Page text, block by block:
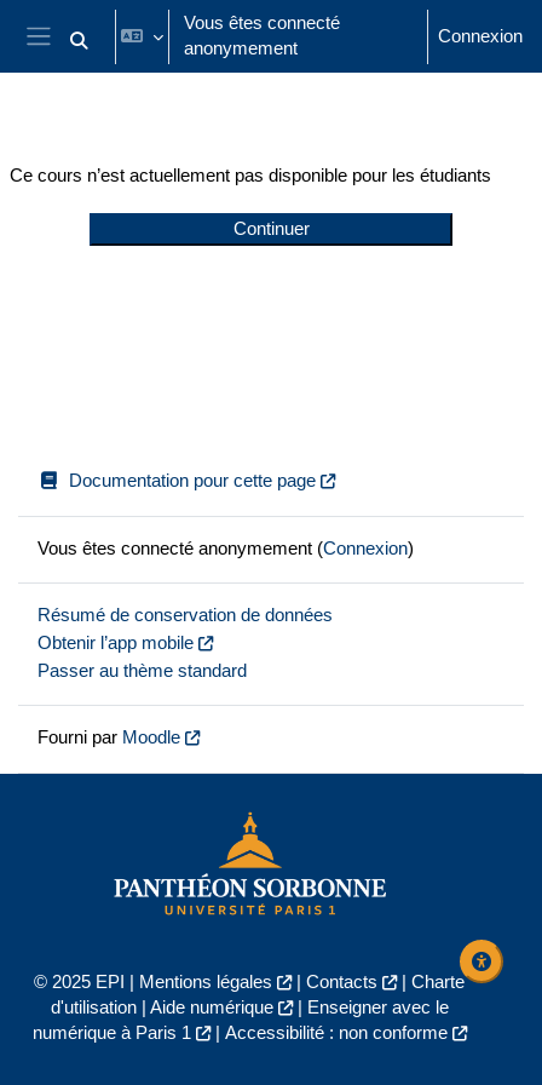
Passer au contenu principal
Panneau latéral
Activer/désactiver la saisie de recherche
Vous êtes connecté
anonymement
Connexion
Ce cours n’est actuellement pas disponible pour les étudiants
Continuer
Documentation pour cette page
Vous êtes connecté anonymement (Connexion)
Résumé de conservation de données
Obtenir l’app mobile
Passer au thème standard
Fourni par Moodle
© 2025 EPI | Mentions légales | Contacts | Charte
d'utilisation| Aide numérique |
Enseigner avec le
numérique à Paris 1
| Accessibilité : non conforme